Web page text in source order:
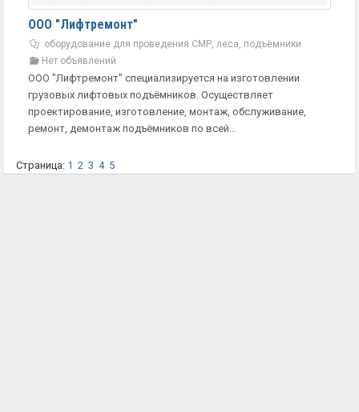
ООО "Лифтремонт"
оборудование для проведения СМР, леса, подъёмники
Нет объявлений
ООО "Лифтремонт" специализируется на изготовлении
грузовых лифтовых подъёмников. Осуществляет
проектирование, изготовление, монтаж, обслуживание,
ремонт, демонтаж подъёмников по всей...
Страница: 1 2 3 4 5